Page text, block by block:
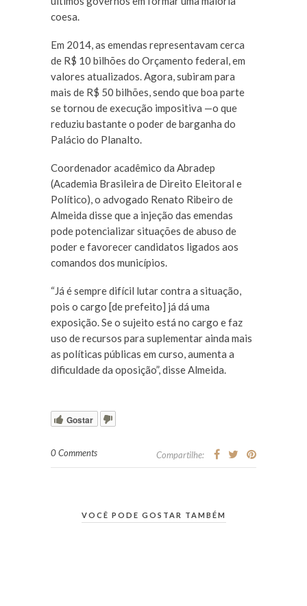
coesa.
Em 2014, as emendas representavam cerca
de R$ 10 bilhões do Orçamento federal, em
valores atualizados. Agora, subiram para
mais de R$ 50 bilhões, sendo que boa parte
se tornou de execução impositiva —o que
reduziu bastante o poder de barganha do
Palácio do Planalto.
Coordenador acadêmico da Abradep
(Academia Brasileira de Direito Eleitoral e
Político), o advogado Renato Ribeiro de
Almeida disse que a injeção das emendas
pode potencializar situações de abuso de
poder e favorecer candidatos ligados aos
comandos dos municípios.
“Já é sempre difícil lutar contra a situação,
pois o cargo [de prefeito] já dá uma
exposição. Se o sujeito está no cargo e faz
uso de recursos para suplementar ainda mais
as políticas públicas em curso, aumenta a
dificuldade da oposição”, disse Almeida.
Gostar
0 Comments Compartilhe:
VOCÊ PODE GOSTAR TAMBÉM